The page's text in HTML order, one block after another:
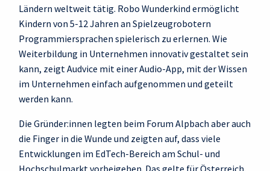
Ländern weltweit tätig. Robo Wunderkind ermöglicht
Kindern von 5-12 Jahren an Spielzeugrobotern
Programmiersprachen spielerisch zu erlernen. Wie
Weiterbildung in Unternehmen innovativ gestaltet sein
kann, zeigt Audvice mit einer Audio-App, mit der Wissen
im Unternehmen einfach aufgenommen und geteilt
werden kann.
Die Gründer:innen legten beim Forum Alpbach aber auch
die Finger in die Wunde und zeigten auf, dass viele
Entwicklungen im EdTech-Bereich am Schul- und
Hochschulmarkt vorbeigehen. Das gelte für Österreich,